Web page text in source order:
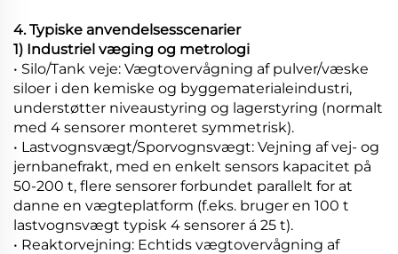
4. Typiske anvendelsesscenarier
1) Industriel væging og metrologi
• Silo/Tank veje: Vægtovervågning af pulver/væske
siloer i den kemiske og byggematerialeindustri,
understøtter niveaustyring og lagerstyring (normalt
med 4 sensorer monteret symmetrisk).
• Lastvognsvægt/Sporvognsvægt: Vejning af vej- og
jernbanefrakt, med en enkelt sensors kapacitet på
50-200 t, flere sensorer forbundet parallelt for at
danne en vægteplatform (f.eks. bruger en 100 t
lastvognsvægt typisk 4 sensorer á 25 t).
• Reaktorvejning: Echtids vægtovervågning af